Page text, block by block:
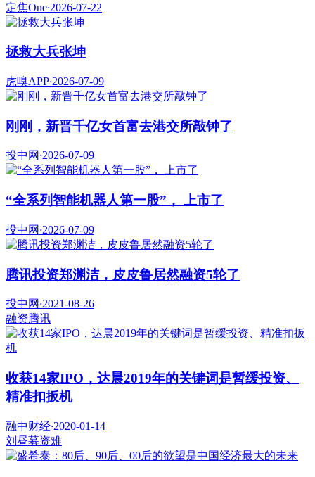
定焦One·2026-07-22
拯救大兵张坤
虎嗅APP·2026-07-09
刚刚，新晋千亿女首富去港交所敲钟了
投中网 ·2026-07-09
“全系列智能机器人第一股”， 上市了
投中网 ·2026-07-09
腾讯投资郑渊洁，皮皮鲁居然融资5轮了
投中网 ·2021-08-26
融资腾讯
收获14家IPO，达晨2019年的关键词是暂缓投资、
精准扣扳机
融中财经·2020-01-14
刘昼募资难